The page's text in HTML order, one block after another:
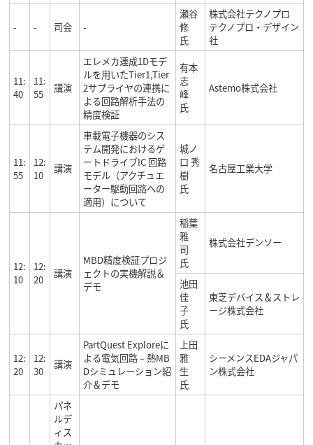
- - 司会 -
瀬谷
修
氏
株式会社テクノプロ
テクノプロ・デザイン
社
11:
40
11:
55
講演
エレメカ連成1Dモデ
ルを用いたTier1,Tier
2サプライヤの連携に
よる回路解析手法の
精度検証
有本
志
峰
氏
Astemo株式会社
11:
55
12:
10
講演
車載電子機器のシス
テム開発におけるゲ
ートドライブIC 回路
モデル（アクチュエ
ーター駆動回路への
適用）について
城ノ
口 秀
樹
氏
名古屋工業大学
12:
10
12:
20
講演
MBD精度検証プロジ
ェクトの実機解説＆
デモ
稲葉
雅
司
氏
株式会社デンソー
池田
佳
子
氏
東芝デバイス＆ストレ
ージ株式会社
12:
20
12:
30
講演
PartQuest Exploreに
よる電気回路－熱MB
Dシミュレーション紹
介＆デモ
上田
雅
生
氏
シーメンスEDAジャパ
ン株式会社
パネ
ルデ
ィス